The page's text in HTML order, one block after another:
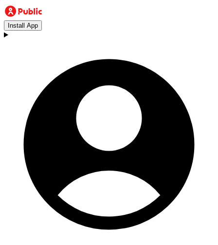
Install App